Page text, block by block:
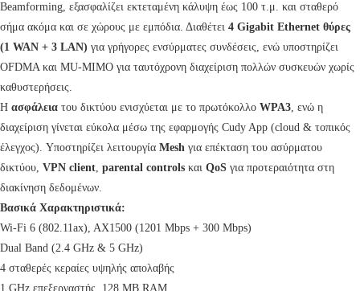
Beamforming, εξασφαλίζει εκτεταμένη κάλυψη έως 100 τ.μ. και σταθερό
σήμα ακόμα και σε χώρους με εμπόδια. Διαθέτει 4 Gigabit Ethernet θύρες
(1 WAN + 3 LAN) για γρήγορες ενσύρματες συνδέσεις, ενώ υποστηρίζει
OFDMA και MU-MIMO για ταυτόχρονη διαχείριση πολλών συσκευών χωρίς
καθυστερήσεις.
Η ασφάλεια του δικτύου ενισχύεται με το πρωτόκολλο WPA3, ενώ η
διαχείριση γίνεται εύκολα μέσω της εφαρμογής Cudy App (cloud & τοπικός
έλεγχος). Υποστηρίζει λειτουργία Mesh για επέκταση του ασύρματου
δικτύου, VPN client, parental controls και QoS για προτεραιότητα στη
διακίνηση δεδομένων.
Βασικά Χαρακτηριστικά:
Wi-Fi 6 (802.11ax), AX1500 (1201 Mbps + 300 Mbps)
Dual Band (2.4 GHz & 5 GHz)
4 σταθερές κεραίες υψηλής απολαβής
1 GHz επεξεργαστής, 128 MB RAM